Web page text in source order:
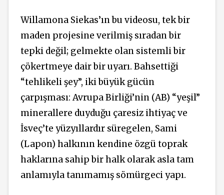
Willamona Siekas’ın bu videosu, tek bir
maden projesine verilmiş sıradan bir
tepki değil; gelmekte olan sistemli bir
çökertmeye dair bir uyarı. Bahsettiği
“tehlikeli şey”, iki büyük gücün
çarpışması: Avrupa Birliği’nin (AB) “yeşil”
minerallere duyduğu çaresiz ihtiyaç ve
İsveç’te yüzyıllardır süregelen, Sami
(Lapon) halkının kendine özgü toprak
haklarına sahip bir halk olarak asla tam
anlamıyla tanımamış sömürgeci yapı.